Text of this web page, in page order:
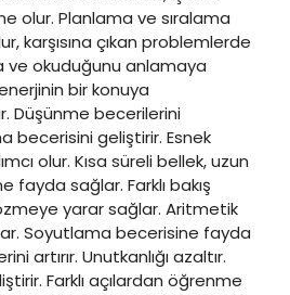
olur. Planlama ve sıralama
karşısına çıkan problemlerde
ve okuduğunu anlamaya
bir konuya
Düşünme becerilerini
becerisini geliştirir. Esnek
olur. Kısa süreli bellek, uzun
fayda sağlar. Farklı bakış
yarar sağlar. Aritmetik
Soyutlama becerisine fayda
artırır. Unutkanlığı azaltır.
Farklı açılardan öğrenme